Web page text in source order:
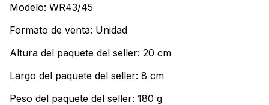
Modelo: WR43/45
Formato de venta: Unidad
Altura del paquete del seller: 20 cm
Largo del paquete del seller: 8 cm
Peso del paquete del seller: 180 g